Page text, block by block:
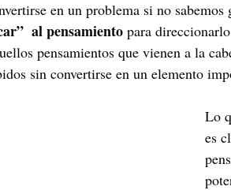
en un problema si no
al pensamiento para
pensamientos que vienen a la
sin convertirse en un elemento
Lo
es